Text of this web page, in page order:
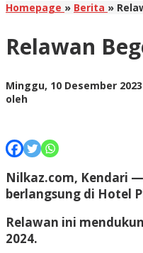
Homepage » Berita »
Relawan
Minggu, 10 Desember 2023
oleh
Nilkaz.com, Kendari —
berlangsung di Hotel
Relawan ini
2024.